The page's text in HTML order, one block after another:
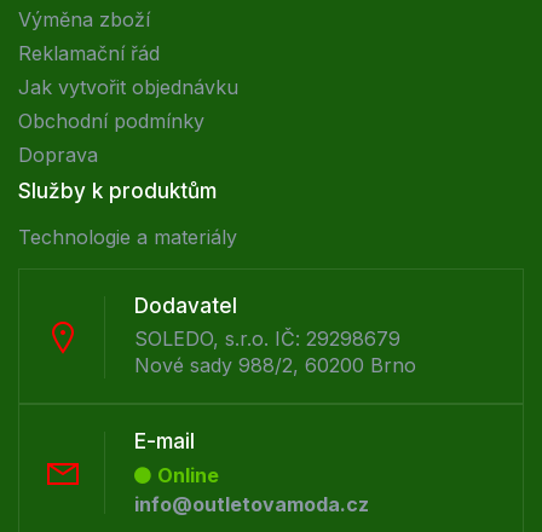
Výměna zboží
Reklamační řád
Jak vytvořit objednávku
Obchodní podmínky
Doprava
Služby k produktům
Technologie a materiály
Dodavatel
SOLEDO, s.r.o. IČ: 29298679
Nové sady 988/2, 60200 Brno
E-mail
Online
info@outletovamoda.cz